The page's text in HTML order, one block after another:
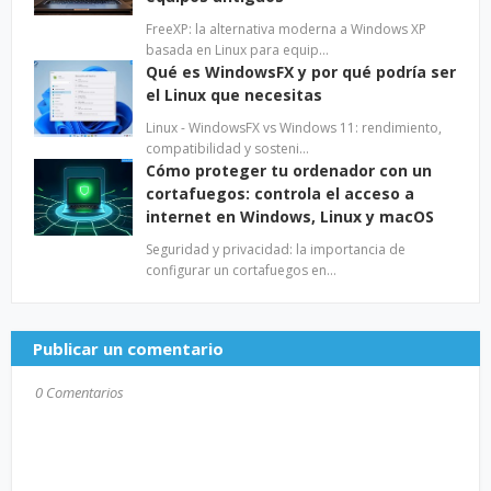
FreeXP: la alternativa moderna a Windows XP
basada en Linux para equip…
Qué es WindowsFX y por qué podría ser
el Linux que necesitas
Linux - WindowsFX vs Windows 11: rendimiento,
compatibilidad y sosteni…
Cómo proteger tu ordenador con un
cortafuegos: controla el acceso a
internet en Windows, Linux y macOS
Seguridad y privacidad: la importancia de
configurar un cortafuegos en…
Publicar un comentario
0 Comentarios